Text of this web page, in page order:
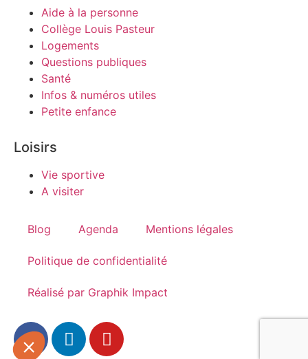
Aide à la personne
Collège Louis Pasteur
Logements
Questions publiques
Santé
Infos & numéros utiles
Petite enfance
Loisirs
Vie sportive
A visiter
Blog Agenda Mentions légales
Politique de confidentialité
Réalisé par Graphik Impact